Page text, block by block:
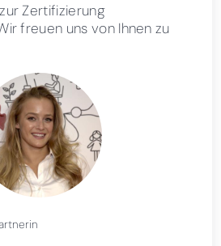
Zertifizierung
freuen uns von Ihnen zu